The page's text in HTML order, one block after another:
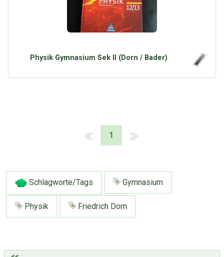
Physik Gymnasium Sek II (Dorn / Bader)
1
Schlagworte/Tags Gymnasium
Physik Friedrich Dorn